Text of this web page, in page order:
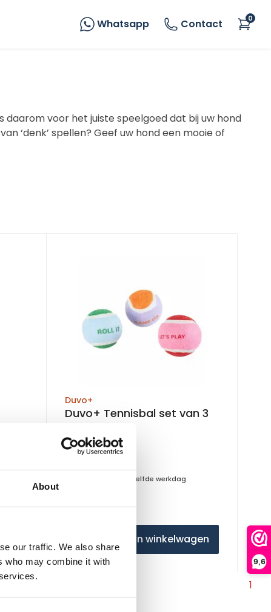
About
our traffic. We also share
who may combine it with
9,6
Whatsapp Contact 0
daarom voor het juiste speelgoed dat bij uw hond
‘denk’ spellen? Geef uw hond een mooie of
Duvo+
Duvo+ Tennisbal set van 3
Op voorraad
Voor 15:00 besteld, zelfde werkdag
In winkelwagen
1